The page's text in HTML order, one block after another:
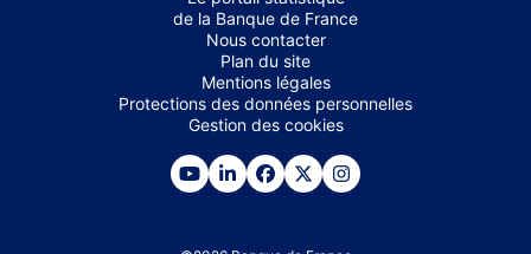
de la Banque de France
Nous contacter
Plan du site
Mentions légales
Protections des données personnelles
Gestion des cookies